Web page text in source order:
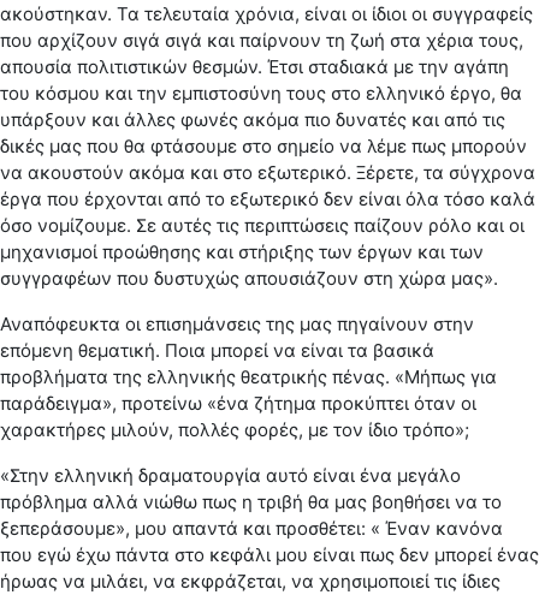
ακούστηκαν. Τα τελευταία χρόνια, είναι οι ίδιοι οι συγγραφείς
που αρχίζουν σιγά σιγά και παίρνουν τη ζωή στα χέρια τους,
απουσία πολιτιστικών θεσμών. Έτσι σταδιακά με την αγάπη
του κόσμου και την εμπιστοσύνη τους στο ελληνικό έργο, θα
υπάρξουν και άλλες φωνές ακόμα πιο δυνατές και από τις
δικές μας που θα φτάσουμε στο σημείο να λέμε πως μπορούν
να ακουστούν ακόμα και στο εξωτερικό. Ξέρετε, τα σύγχρονα
έργα που έρχονται από το εξωτερικό δεν είναι όλα τόσο καλά
όσο νομίζουμε. Σε αυτές τις περιπτώσεις παίζουν ρόλο και οι
μηχανισμοί προώθησης και στήριξης των έργων και των
συγγραφέων που δυστυχώς απουσιάζουν στη χώρα μας».
Αναπόφευκτα οι επισημάνσεις της μας πηγαίνουν στην
επόμενη θεματική. Ποια μπορεί να είναι τα βασικά
προβλήματα της ελληνικής θεατρικής πένας. «Μήπως για
παράδειγμα», προτείνω «ένα ζήτημα προκύπτει όταν οι
χαρακτήρες μιλούν, πολλές φορές, με τον ίδιο τρόπο»;
«Στην ελληνική δραματουργία αυτό είναι ένα μεγάλο
πρόβλημα αλλά νιώθω πως η τριβή θα μας βοηθήσει να το
ξεπεράσουμε», μου απαντά και προσθέτει: « Έναν κανόνα
που εγώ έχω πάντα στο κεφάλι μου είναι πως δεν μπορεί ένας
ήρωας να μιλάει, να εκφράζεται, να χρησιμοποιεί τις ίδιες